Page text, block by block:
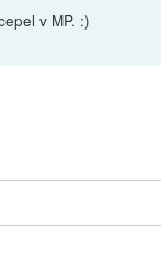
v MP. :)